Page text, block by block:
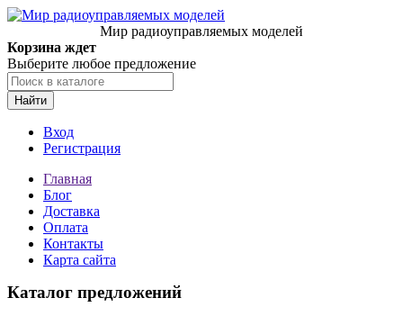
Мир радиоуправляемых моделей
Корзина ждет
Выберите любое предложение
Найти
Вход
Регистрация
Главная
Блог
Доставка
Оплата
Контакты
Карта сайта
Каталог предложений